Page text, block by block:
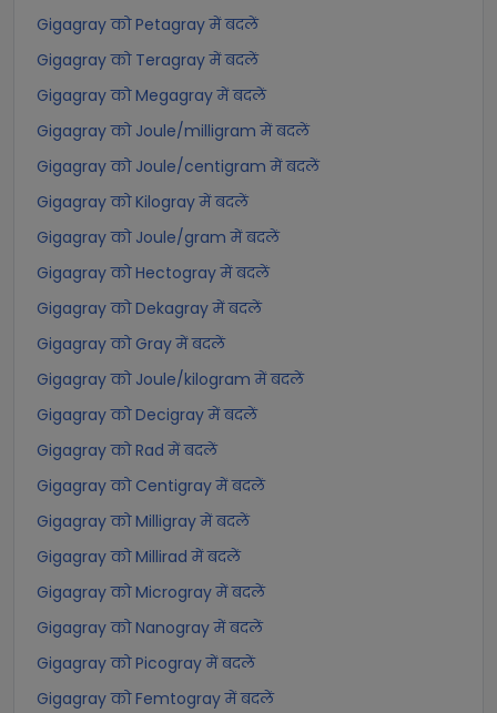
Gigagray को Petagray में बदलें
Gigagray को Teragray में बदलें
Gigagray को Megagray में बदलें
Gigagray को Joule/milligram में बदलें
Gigagray को Joule/centigram में बदलें
Gigagray को Kilogray में बदलें
Gigagray को Joule/gram में बदलें
Gigagray को Hectogray में बदलें
Gigagray को Dekagray में बदलें
Gigagray को Gray में बदलें
Gigagray को Joule/kilogram में बदलें
Gigagray को Decigray में बदलें
Gigagray को Rad में बदलें
Gigagray को Centigray में बदलें
Gigagray को Milligray में बदलें
Gigagray को Millirad में बदलें
Gigagray को Microgray में बदलें
Gigagray को Nanogray में बदलें
Gigagray को Picogray में बदलें
Gigagray को Femtogray में बदलें